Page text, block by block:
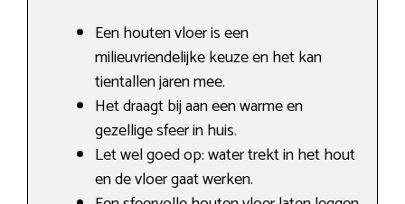
Een houten vloer is een
milieuvriendelijke keuze en het kan
tientallen jaren mee.
Het draagt bij aan een warme en
gezellige sfeer in huis.
Let wel goed op: water trekt in het hout
en de vloer gaat werken.